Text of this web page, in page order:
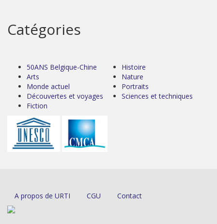
Catégories
50ANS Belgique-Chine
Arts
Monde actuel
Découvertes et voyages
Fiction
Histoire
Nature
Portraits
Sciences et techniques
A propos de URTI CGU Contact